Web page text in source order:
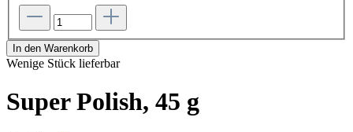
In den Warenkorb
Wenige Stück lieferbar
Super Polish, 45 g